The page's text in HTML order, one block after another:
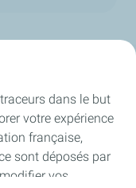
dans le but
votre expérience
française,
sont déposés par
vos